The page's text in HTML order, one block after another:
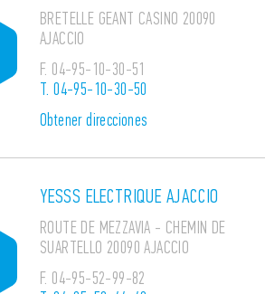
BRETELLE GEANT CASINO 20090
AJACCIO
F. 04-95-10-30-51
T.04-95-10-30-50
Obtener direcciones
YESSS ELECTRIQUE AJACCIO
ROUTE DE MEZZAVIA - CHEMIN DE
SUARTELLO 20090 AJACCIO
F. 04-95-52-99-82